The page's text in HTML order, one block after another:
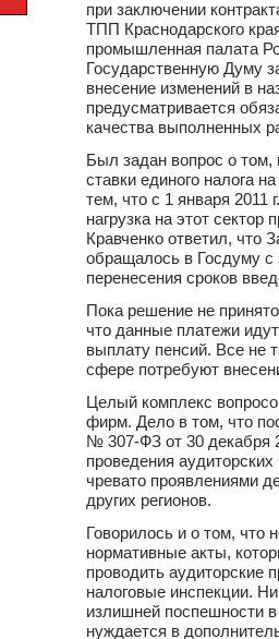
при заключении
ТПП Краснодарского
промышленная палата
Государственную Думу
внесение изменений в
предусматривается
качества выполненных
Был задан вопрос о
ставки единого налога
тем, что с 1 января 2011
нагрузка на этот
Кравченко ответил, что
обращалось в Госдуму с
перенесения сроков
Пока решение не
что данные платежи
выплату пенсий. Все не
сфере потребуют
Целый комплекс
фирм. Дело в том, что
№ 307-ФЗ от 30 декабря
проведения
чревато проявлениями
других регионов.
Говорилось и о том, что
нормативные акты,
проводить аудиторские
налоговые инспекции.
излишней поспешности
нуждается в